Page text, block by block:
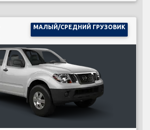
МАЛЫЙ/СРЕДНИЙ ГРУЗОВИК